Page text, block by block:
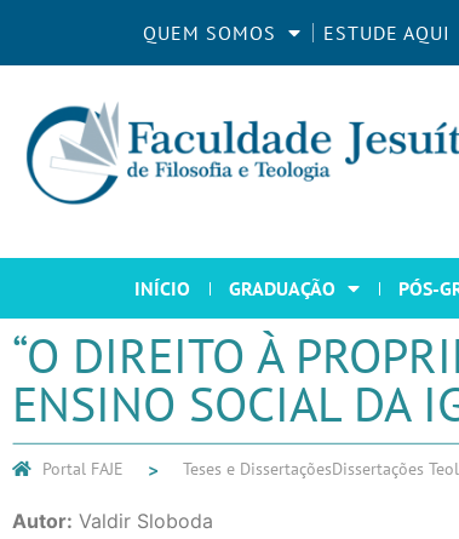
QUEM SOMOS ESTUDE AQUI
INÍCIO GRADUAÇÃO PÓS-
“O DIREITO À
ENSINO SOCIAL DA
Portal FAJE Teses e DissertaçõesDissertações
Autor: Valdir Sloboda